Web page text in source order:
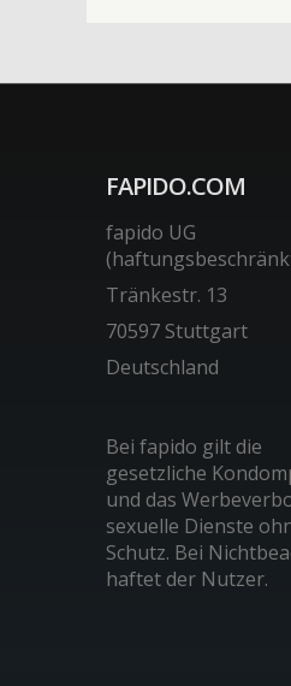
FAPIDO.COM
fapido UG
Tränkestr. 13
70597 Stuttgart
Deutschland
Bei fapido gilt die
gesetzliche
und das
sexuelle Dienste
Schutz. Bei
haftet der Nutzer.